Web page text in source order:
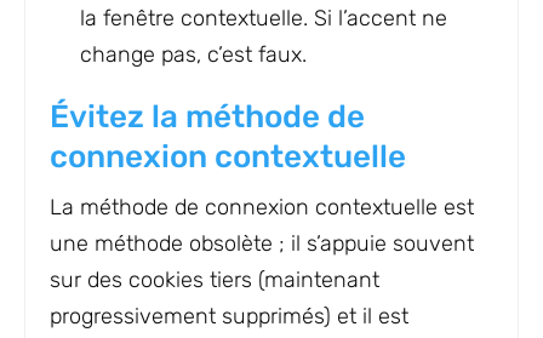
la fenêtre contextuelle. Si l’accent ne
change pas, c’est faux.
Évitez la méthode de
connexion contextuelle
La méthode de connexion contextuelle est
une méthode obsolète ; il s’appuie souvent
sur des cookies tiers (maintenant
progressivement supprimés) et il est